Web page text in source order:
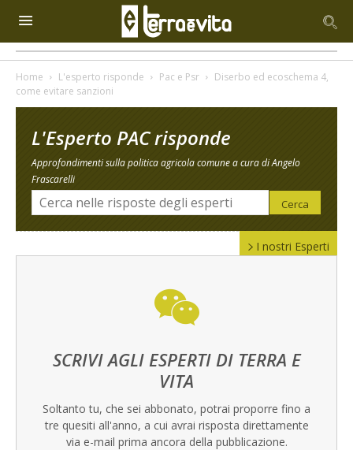
Home L'esperto risponde Pac e Psr
Diserbo ed ecoschema 4,
come evitare sanzioni
L'Esperto PAC risponde
Approfondimenti sulla politica agricola comune a cura di Angelo
Frascarelli
I nostri Esperti
SCRIVI AGLI ESPERTI DI TERRA E
VITA
Soltanto tu, che sei abbonato, potrai proporre fino a
tre quesiti all'anno, a cui avrai risposta direttamente
via e-mail prima ancora della pubblicazione.